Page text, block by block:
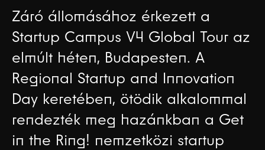
Záró állomásához érkezett a
Startup Campus V4 Global Tour az
elmúlt héten, Budapesten. A
Regional Startup and Innovation
Day keretében, ötödik alkalommal
rendezték meg hazánkban a Get
in the Ring! nemzetközi startup